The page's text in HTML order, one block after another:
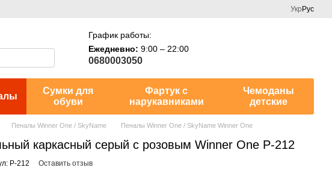
Укр Рус
График работы:
Ежедневно: 9:00 – 22:00
0680003050
Сумки для
обуви
Фартук с
нарукавниками
Чемоданы
детские
Пеналы Winner One / SkyName Пеналы Winner One / SkyName Winner One
каркасный серый с розовым Winner One P-212
P-212 Оставить отзыв